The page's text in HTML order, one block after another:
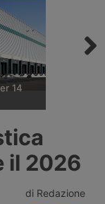
14
il
la
il 2026
di Redazione